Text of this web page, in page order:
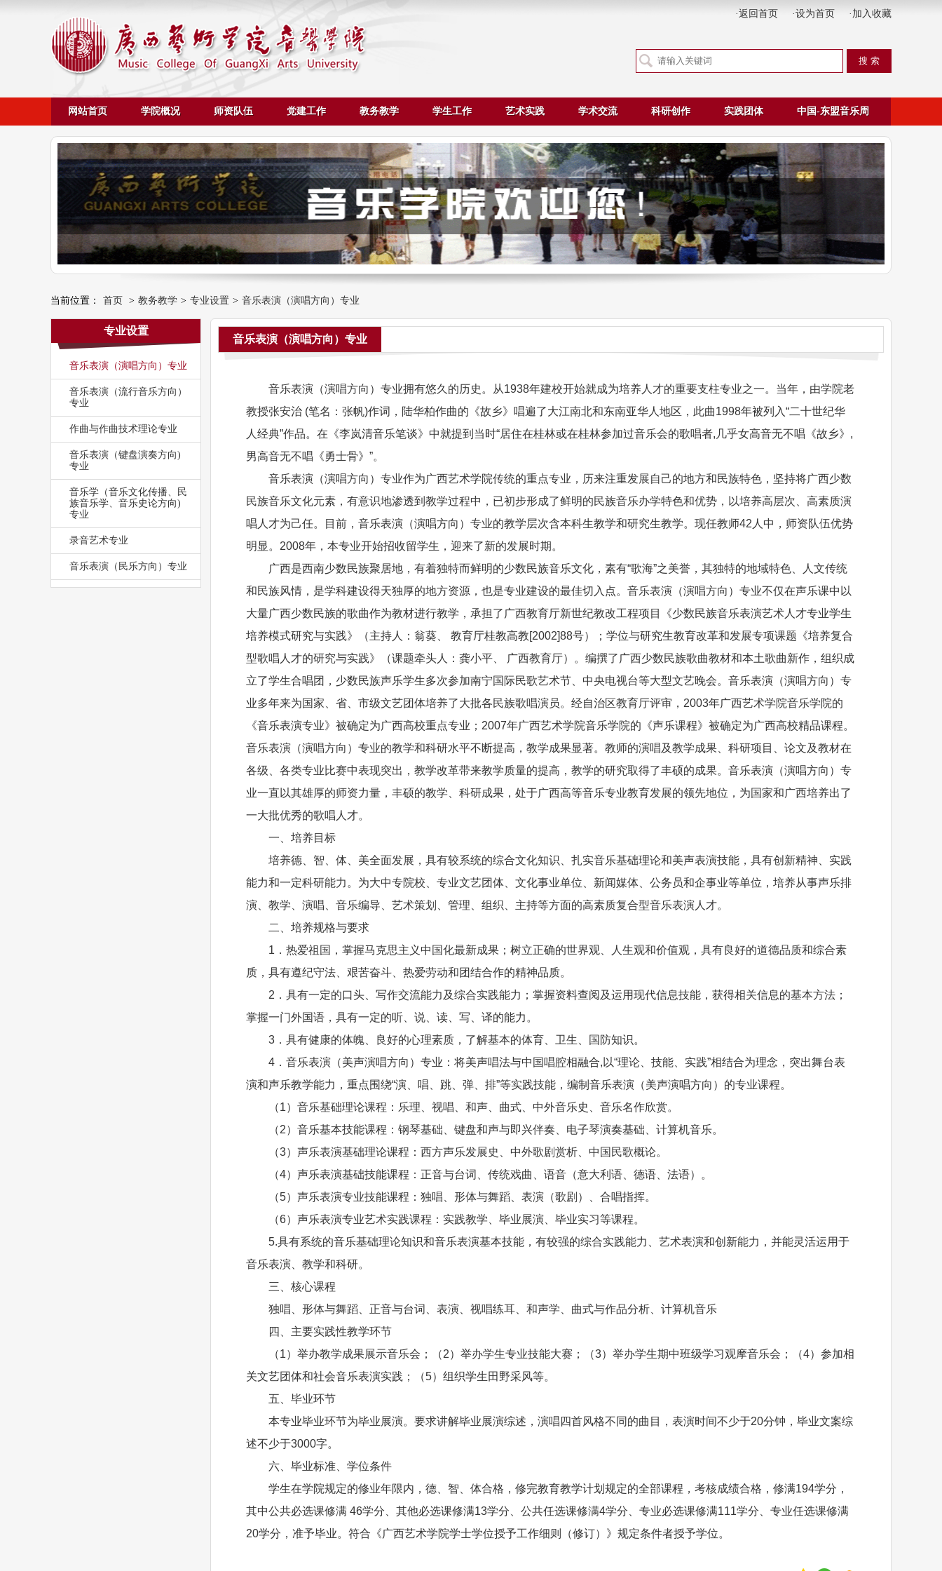
·返回首页 ·设为首页 ·加入收藏
网站首页 学院概况 师资队伍 党建工作 教务教学 学生工作 艺术实践 学术交流 科研创作 实践团体 中国-东盟音乐周
当前位置： 首页 > 教务教学 > 专业设置 > 音乐表演（演唱方向）专业
专业设置
音乐表演（演唱方向）专业
音乐表演（流行音乐方向）
专业
作曲与作曲技术理论专业
音乐表演（键盘演奏方向)
专业
音乐学（音乐文化传播、民
族音乐学、音乐史论方向)
专业
录音艺术专业
音乐表演（民乐方向）专业
音乐表演（演唱方向）专业
音乐表演（演唱方向）专业拥有悠久的历史。从1938年建校开始就成为培养人才的重要支柱专业之一。当年，由学院老
教授张安治 (笔名：张帆)作词，陆华柏作曲的《故乡》唱遍了大江南北和东南亚华人地区，此曲1998年被列入“二十世纪华
人经典”作品。在《李岚清音乐笔谈》中就提到当时“居住在桂林或在桂林参加过音乐会的歌唱者,几乎女高音无不唱《故乡》,
男高音无不唱《勇士骨》”。
音乐表演（演唱方向）专业作为广西艺术学院传统的重点专业，历来注重发展自己的地方和民族特色，坚持将广西少数
民族音乐文化元素，有意识地渗透到教学过程中，已初步形成了鲜明的民族音乐办学特色和优势，以培养高层次、高素质演
唱人才为己任。目前，音乐表演（演唱方向）专业的教学层次含本科生教学和研究生教学。现任教师42人中，师资队伍优势
明显。2008年，本专业开始招收留学生，迎来了新的发展时期。
广西是西南少数民族聚居地，有着独特而鲜明的少数民族音乐文化，素有“歌海”之美誉，其独特的地域特色、人文传统
和民族风情，是学科建设得天独厚的地方资源，也是专业建设的最佳切入点。音乐表演（演唱方向）专业不仅在声乐课中以
大量广西少数民族的歌曲作为教材进行教学，承担了广西教育厅新世纪教改工程项目《少数民族音乐表演艺术人才专业学生
培养模式研究与实践》（主持人：翁葵、 教育厅桂教高教[2002]88号）；学位与研究生教育改革和发展专项课题《培养复合
型歌唱人才的研究与实践》（课题牵头人：龚小平、 广西教育厅）。编撰了广西少数民族歌曲教材和本土歌曲新作，组织成
立了学生合唱团，少数民族声乐学生多次参加南宁国际民歌艺术节、中央电视台等大型文艺晚会。音乐表演（演唱方向）专
业多年来为国家、省、市级文艺团体培养了大批各民族歌唱演员。经自治区教育厅评审，2003年广西艺术学院音乐学院的
《音乐表演专业》被确定为广西高校重点专业；2007年广西艺术学院音乐学院的《声乐课程》被确定为广西高校精品课程。
音乐表演（演唱方向）专业的教学和科研水平不断提高，教学成果显著。教师的演唱及教学成果、科研项目、论文及教材在
各级、各类专业比赛中表现突出，教学改革带来教学质量的提高，教学的研究取得了丰硕的成果。音乐表演（演唱方向）专
业一直以其雄厚的师资力量，丰硕的教学、科研成果，处于广西高等音乐专业教育发展的领先地位，为国家和广西培养出了
一大批优秀的歌唱人才。
一、培养目标
培养德、智、体、美全面发展，具有较系统的综合文化知识、扎实音乐基础理论和美声表演技能，具有创新精神、实践
能力和一定科研能力。为大中专院校、专业文艺团体、文化事业单位、新闻媒体、公务员和企事业等单位，培养从事声乐排
演、教学、演唱、音乐编导、艺术策划、管理、组织、主持等方面的高素质复合型音乐表演人才。
二、培养规格与要求
1．热爱祖国，掌握马克思主义中国化最新成果；树立正确的世界观、人生观和价值观，具有良好的道德品质和综合素
质，具有遵纪守法、艰苦奋斗、热爱劳动和团结合作的精神品质。
2．具有一定的口头、写作交流能力及综合实践能力；掌握资料查阅及运用现代信息技能，获得相关信息的基本方法；
掌握一门外国语，具有一定的听、说、读、写、译的能力。
3．具有健康的体魄、良好的心理素质，了解基本的体育、卫生、国防知识。
4．音乐表演（美声演唱方向）专业：将美声唱法与中国唱腔相融合,以“理论、技能、实践”相结合为理念，突出舞台表
演和声乐教学能力，重点围绕“演、唱、跳、弹、排”等实践技能，编制音乐表演（美声演唱方向）的专业课程。
（1）音乐基础理论课程：乐理、视唱、和声、曲式、中外音乐史、音乐名作欣赏。
（2）音乐基本技能课程：钢琴基础、键盘和声与即兴伴奏、电子琴演奏基础、计算机音乐。
（3）声乐表演基础理论课程：西方声乐发展史、中外歌剧赏析、中国民歌概论。
（4）声乐表演基础技能课程：正音与台词、传统戏曲、语音（意大利语、德语、法语）。
（5）声乐表演专业技能课程：独唱、形体与舞蹈、表演（歌剧）、合唱指挥。
（6）声乐表演专业艺术实践课程：实践教学、毕业展演、毕业实习等课程。
5.具有系统的音乐基础理论知识和音乐表演基本技能，有较强的综合实践能力、艺术表演和创新能力，并能灵活运用于
音乐表演、教学和科研。
三、核心课程
独唱、形体与舞蹈、正音与台词、表演、视唱练耳、和声学、曲式与作品分析、计算机音乐
四、主要实践性教学环节
（1）举办教学成果展示音乐会；（2）举办学生专业技能大赛；（3）举办学生期中班级学习观摩音乐会；（4）参加相
关文艺团体和社会音乐表演实践；（5）组织学生田野采风等。
五、毕业环节
本专业毕业环节为毕业展演。要求讲解毕业展演综述，演唱四首风格不同的曲目，表演时间不少于20分钟，毕业文案综
述不少于3000字。
六、毕业标准、学位条件
学生在学院规定的修业年限内，德、智、体合格，修完教育教学计划规定的全部课程，考核成绩合格，修满194学分，
其中公共必选课修满 46学分、其他必选课修满13学分、公共任选课修满4学分、专业必选课修满111学分、专业任选课修满
20学分，准予毕业。符合《广西艺术学院学士学位授予工作细则（修订）》规定条件者授予学位。